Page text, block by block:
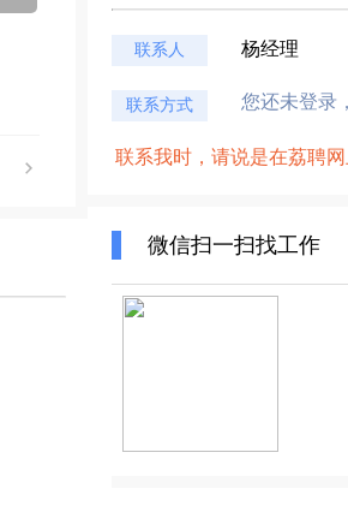
联系人 杨经理
联系方式 您还未登录
联系我时，请说是在荔聘网
微信扫一扫找工作